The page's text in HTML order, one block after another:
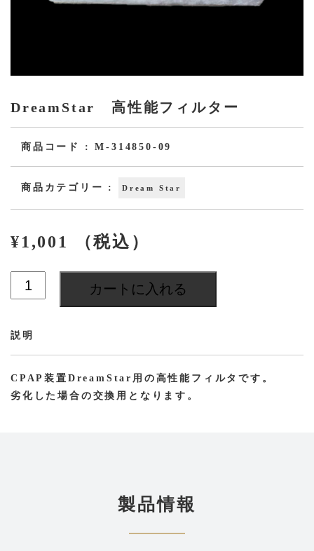
DreamStar 高性能フィルター
商品コード :M-314850-09
商品カテゴリー : Dream Star
¥1,001 （税込）
DreamStar
高
能
ル
タ
カートに入れる
説明
CPAP装置DreamStar用の高性能フィルタです。
劣化した場合の交換用となります。
製品情報